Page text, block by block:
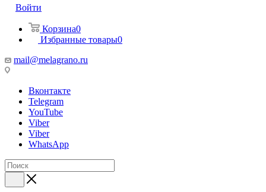
Войти
Корзина0
Избранные товары0
mail@melagrano.ru
Вконтакте
Telegram
YouTube
Viber
Viber
WhatsApp